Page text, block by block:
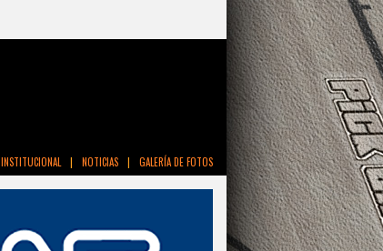
INSTITUCIONAL | NOTICIAS | GALERÍA DE FOTOS